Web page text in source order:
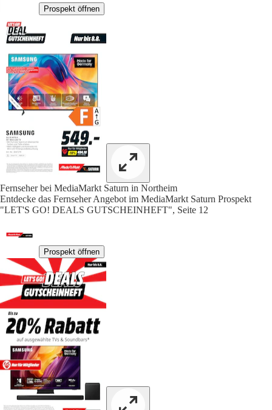
Prospekt öffnen
Fernseher bei MediaMarkt Saturn in Northeim
Entdecke das Fernseher Angebot im MediaMarkt Saturn Prospekt
"LET'S GO! DEALS GUTSCHEINHEFT", Seite 12
Prospekt öffnen